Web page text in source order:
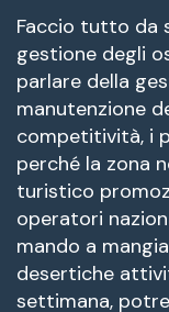
Faccio tutto da
gestione degli
parlare della
manutenzione
competitività, i
perché la zona
turistico
operatori
mando a
desertiche
settimana,